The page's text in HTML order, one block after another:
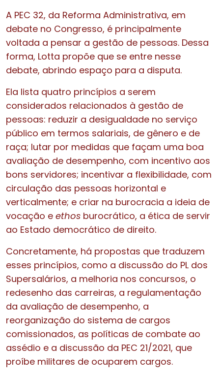
A PEC 32, da Reforma Administrativa, em
debate no Congresso, é principalmente
voltada a pensar a gestão de pessoas. Dessa
forma, Lotta propõe que se entre nesse
debate, abrindo espaço para a disputa.
Ela lista quatro princípios a serem
considerados relacionados à gestão de
pessoas: reduzir a desigualdade no serviço
público em termos salariais, de gênero e de
raça; lutar por medidas que façam uma boa
avaliação de desempenho, com incentivo aos
bons servidores; incentivar a flexibilidade, com
circulação das pessoas horizontal e
verticalmente; e criar na burocracia a ideia de
vocação e ethos burocrático, a ética de servir
ao Estado democrático de direito.
Concretamente, há propostas que traduzem
esses princípios, como a discussão do PL dos
Supersalários, a melhoria nos concursos, o
redesenho das carreiras, a regulamentação
da avaliação de desempenho, a
reorganização do sistema de cargos
comissionados, as políticas de combate ao
assédio e a discussão da PEC 21/2021, que
proíbe militares de ocuparem cargos.